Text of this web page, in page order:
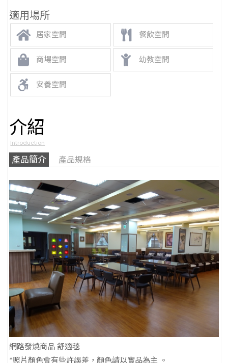
適用場所
居家空間 餐飲空間
商場空間 幼教空間
安養空間
介紹
Introduction
產品簡介 產品規格
網路發燒商品 舒適毯
*照片顏色會有些許誤差，顏色請以實品為主 。